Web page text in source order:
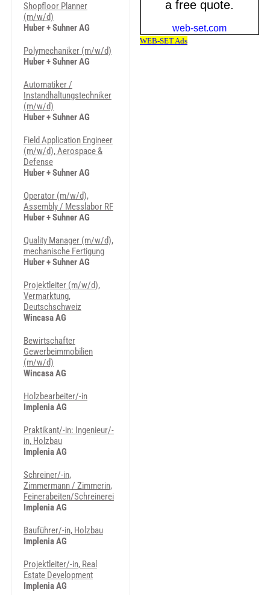
Shopfloor Planner
(m/w/d)
Huber + Suhner AG
Polymechaniker (m/w/d)
Huber + Suhner AG
Automatiker /
Instandhaltungstechniker
(m/w/d)
Huber + Suhner AG
Field Application Engineer
(m/w/d), Aerospace &
Defense
Huber + Suhner AG
Operator (m/w/d),
Assembly / Messlabor RF
Huber + Suhner AG
Quality Manager (m/w/d),
mechanische Fertigung
Huber + Suhner AG
Projektleiter (m/w/d),
Vermarktung,
Deutschschweiz
Wincasa AG
Bewirtschafter
Gewerbeimmobilien
(m/w/d)
Wincasa AG
Holzbearbeiter/-in
Implenia AG
Praktikant/-in: Ingenieur/-
in, Holzbau
Implenia AG
Schreiner/-in,
Zimmermann / Zimmerin,
Feinerabeiten/Schreinerei
Implenia AG
Bauführer/-in, Holzbau
Implenia AG
Projektleiter/-in, Real
Estate Development
Implenia AG